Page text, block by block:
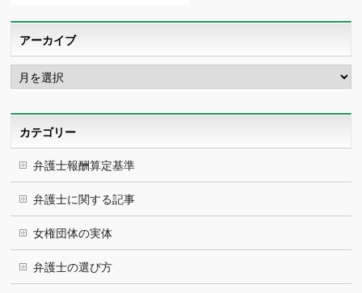
アーカイブ
ア
ー
カ
カテゴリー
弁護士報酬算定基準
弁護士に関する記事
女権団体の実体
弁護士の選び方